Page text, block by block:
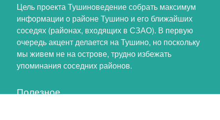
Цель проекта Тушиноведение собрать максимум
информации о районе Тушино и его ближайших
соседях (районах, входящих в СЗАО). В первую
очередь акцент делается на Тушино, но поскольку
мы живем не на острове, трудно избежать
упоминания соседних районов.
Полезное